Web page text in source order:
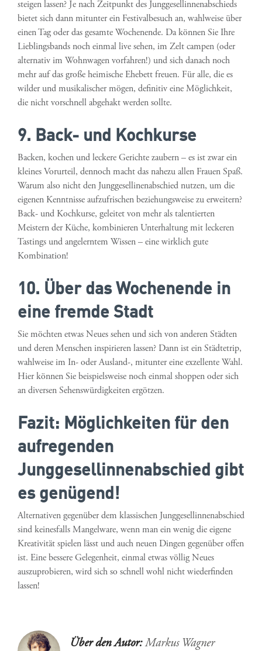
steigen lassen? Je nach Zeitpunkt des Junggesellinnenabschieds
bietet sich dann mitunter ein Festivalbesuch an, wahlweise über
einen Tag oder das gesamte Wochenende. Da können Sie Ihre
Lieblingsbands noch einmal live sehen, im Zelt campen (oder
alternativ im Wohnwagen vorfahren!) und sich danach noch
mehr auf das große heimische Ehebett freuen. Für alle, die es
wilder und musikalischer mögen, definitiv eine Möglichkeit,
die nicht vorschnell abgehakt werden sollte.
9. Back- und Kochkurse
Backen, kochen und leckere Gerichte zaubern – es ist zwar ein
kleines Vorurteil, dennoch macht das nahezu allen Frauen Spaß.
Warum also nicht den Junggesellinenabschied nutzen, um die
eigenen Kenntnisse aufzufrischen beziehungsweise zu erweitern?
Back- und Kochkurse, geleitet von mehr als talentierten
Meistern der Küche, kombinieren Unterhaltung mit leckeren
Tastings und angelerntem Wissen – eine wirklich gute
Kombination!
10. Über das Wochenende in
eine fremde Stadt
Sie möchten etwas Neues sehen und sich von anderen Städten
und deren Menschen inspirieren lassen? Dann ist ein Städtetrip,
wahlweise im In- oder Ausland-, mitunter eine exzellente Wahl.
Hier können Sie beispielsweise noch einmal shoppen oder sich
an diversen Sehenswürdigkeiten ergötzen.
Fazit: Möglichkeiten für den
aufregenden
Junggesellinnenabschied gibt
es genügend!
Alternativen gegenüber dem klassischen Junggesellinnenabschied
sind keinesfalls Mangelware, wenn man ein wenig die eigene
Kreativität spielen lässt und auch neuen Dingen gegenüber offen
ist. Eine bessere Gelegenheit, einmal etwas völlig Neues
auszuprobieren, wird sich so schnell wohl nicht wiederfinden
lassen!
Über den Autor:Markus Wagner